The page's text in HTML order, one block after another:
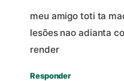
meu amigo toti ta
lesões nao adianta
render
Responder